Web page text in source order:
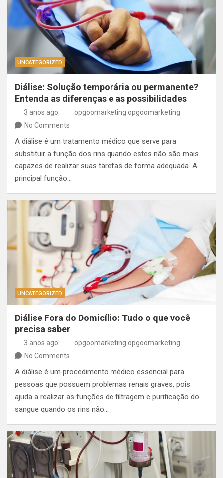
UNCATEGORIZED
Diálise: Solução temporária ou permanente?
Entenda as diferenças e as possibilidades
3 anos ago
opgoomarketing opgoomarketing
No Comments
A diálise é um tratamento médico que serve para
substituir a função dos rins quando estes não são mais
capazes de realizar suas tarefas de forma adequada. A
principal função…
UNCATEGORIZED
Diálise Fora do Domicílio: Tudo o que você
precisa saber
3 anos ago
opgoomarketing opgoomarketing
No Comments
A diálise é um procedimento médico essencial para
pessoas que possuem problemas renais graves, pois
ajuda a realizar as funções de filtragem e purificação do
sangue quando os rins não…